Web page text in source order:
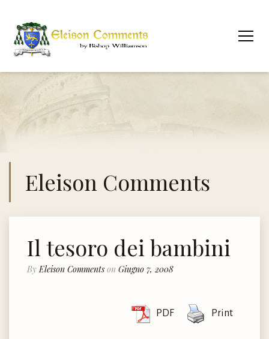
Eleison Comments
Il tesoro dei bambini
By Eleison Comments on Giugno 7, 2008
PDF Print